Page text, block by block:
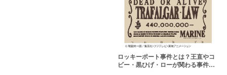
ロッキーポート事件とは？王直やコ
ビー・黒ひげ・ローが関わる事件の